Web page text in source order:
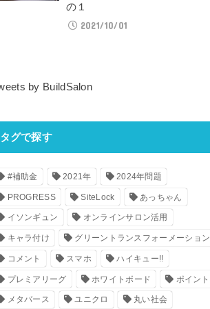
の１
2021/10/01
by BuildSalon
タグで探す
#補助金 2021年 2024年問題
PROGRESS SiteLock あっちゃん
イソンギュン オンラインサロン活用
キャラ付け グリーントランスフォーメーション
コメント スマホ ハイキュー!!
プレミアリーグ ホワイトボード ポイント
メタバース ユニクロ 丸い社会